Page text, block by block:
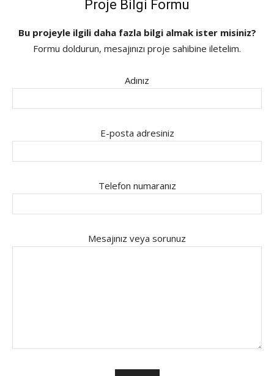
Proje Bilgi Formu
Bu projeyle ilgili daha fazla bilgi almak ister misiniz?
Formu doldurun, mesajınızı proje sahibine iletelim.
Adınız
E-posta adresiniz
Telefon numaranız
Mesajınız veya sorunuz